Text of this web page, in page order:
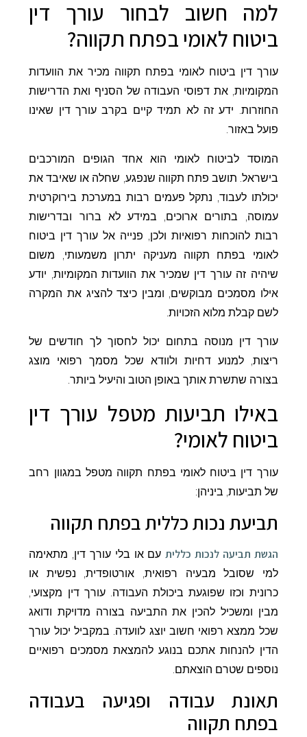
למה חשוב לבחור עורך דין
ביטוח לאומי בפתח תקווה?
עורך דין ביטוח לאומי בפתח תקווה מכיר את הוועדות
המקומיות, את דפוסי העבודה של הסניף ואת הדרישות
החוזרות. ידע זה לא תמיד קיים בקרב עורך דין שאינו
פועל באזור.
המוסד לביטוח לאומי הוא אחד הגופים המורכבים
בישראל. תושב פתח תקווה שנפגע, שחלה או שאיבד את
יכולתו לעבוד, נתקל פעמים רבות במערכת בירוקרטית
עמוסה, בתורים ארוכים, במידע לא ברור ובדרישות
רבות להוכחות רפואיות ולכן, פנייה אל עורך דין ביטוח
לאומי בפתח תקווה מעניקה יתרון משמעותי, משום
שיהיה זה עורך דין שמכיר את הוועדות המקומיות, יודע
אילו מסמכים מבוקשים, ומבין כיצד להציג את המקרה
לשם קבלת מלוא הזכויות.
עורך דין מנוסה בתחום יכול לחסוך לך חודשים של
ריצות, למנוע דחיות ולוודא שכל מסמך רפואי מוצג
בצורה שתשרת אותך באופן הטוב והיעיל ביותר.
באילו תביעות מטפל עורך דין
ביטוח לאומי?
עורך דין ביטוח לאומי בפתח תקווה מטפל במגוון רחב
של תביעות, ביניהן:
תביעת נכות כללית בפתח תקווה
הגשת תביעה לנכות כלליתעם או בלי עורך דין, מתאימה
למי שסובל מבעיה רפואית, אורטופדית, נפשית או
כרונית וכזו שפוגעת ביכולת העבודה. עורך דין מקצועי,
מבין ומשכיל להכין את התביעה בצורה מדויקת ודואג
שכל ממצא רפואי חשוב יוצג לוועדה. במקביל יכול עורך
הדין להנחות אתכם בנוגע להמצאת מסמכים רפואיים
נוספים שטרם הוצאתם.
תאונת עבודה ופגיעה בעבודה
בפתח תקווה